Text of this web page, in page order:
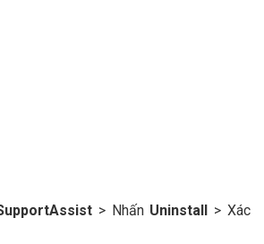
> Nhấn Uninstall
> Xác